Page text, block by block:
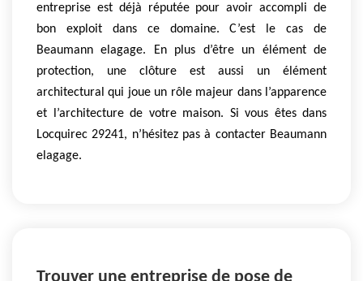
entreprise est déjà réputée pour avoir accompli de
bon exploit dans ce domaine. C’est le cas de
Beaumann elagage. En plus d’être un élément de
protection, une clôture est aussi un élément
architectural qui joue un rôle majeur dans l’apparence
et l’architecture de votre maison. Si vous êtes dans
Locquirec 29241, n’hésitez pas à contacter Beaumann
elagage.